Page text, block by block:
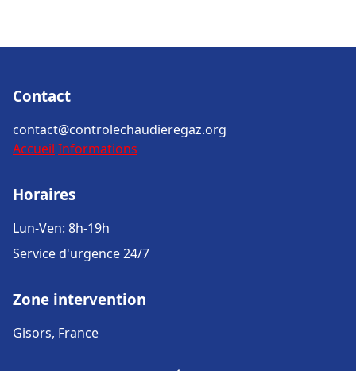
Contact
contact@controlechaudieregaz.org
Accueil Informations
Horaires
Lun-Ven: 8h-19h
Service d'urgence 24/7
Zone intervention
Gisors, France